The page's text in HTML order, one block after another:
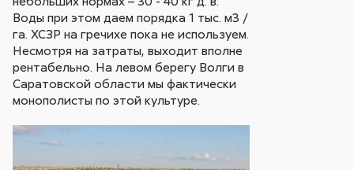
Воды при этом даем порядка 1 тыс. м3 /
га. ХСЗР на гречихе пока не используем.
Несмотря на затраты, выходит вполне
рентабельно. На левом берегу Волги в
Саратовской области мы фактически
монополисты по этой культуре.